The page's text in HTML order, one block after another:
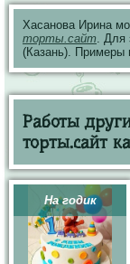
Хасанова Ирина
торты.сайт. Для
(Казань). Примеры
Работы
торты.сайт
На годик